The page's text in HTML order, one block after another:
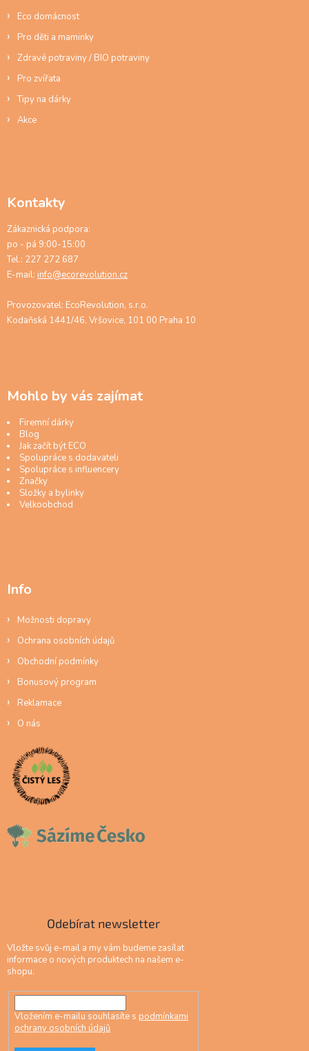
Eco domácnost
Pro děti a maminky
Zdravé potraviny / BIO potraviny
Pro zvířata
Tipy na dárky
Akce
Kontakty
Zákaznická podpora:
po - pá 9:00-15:00
Tel.: 227 272 687
E-mail: info@ecorevolution.cz
Provozovatel: EcoRevolution, s.r.o.
Kodaňská 1441/46, Vršovice, 101 00 Praha 10
Mohlo by vás zajímat
Firemní dárky
Blog
Jak začít být ECO
Spolupráce s dodavateli
Spolupráce s influencery
Značky
Složky a bylinky
Velkoobchod
Info
Možnosti dopravy
Ochrana osobních údajů
Obchodní podmínky
Bonusový program
Reklamace
O nás
Odebírat newsletter
Vložte svůj e-mail a my vám budeme zasílat
informace o nových produktech na našem e-
shopu.
Vložením e-mailu souhlasíte s podmínkami
ochrany osobních údajů